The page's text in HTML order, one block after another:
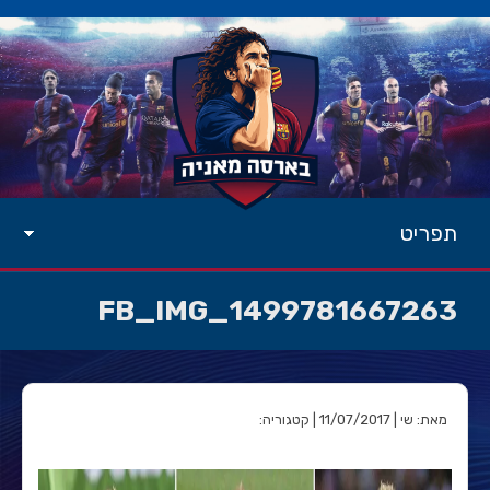
תפריט
FB_IMG_1499781667263
מאת: שי | 11/07/2017 | קטגוריה: